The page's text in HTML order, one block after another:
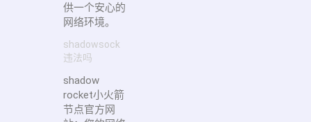
供一个安心的
网络环境。
shadowsock
违法吗
shadow
rocket小火箭
节点官方网